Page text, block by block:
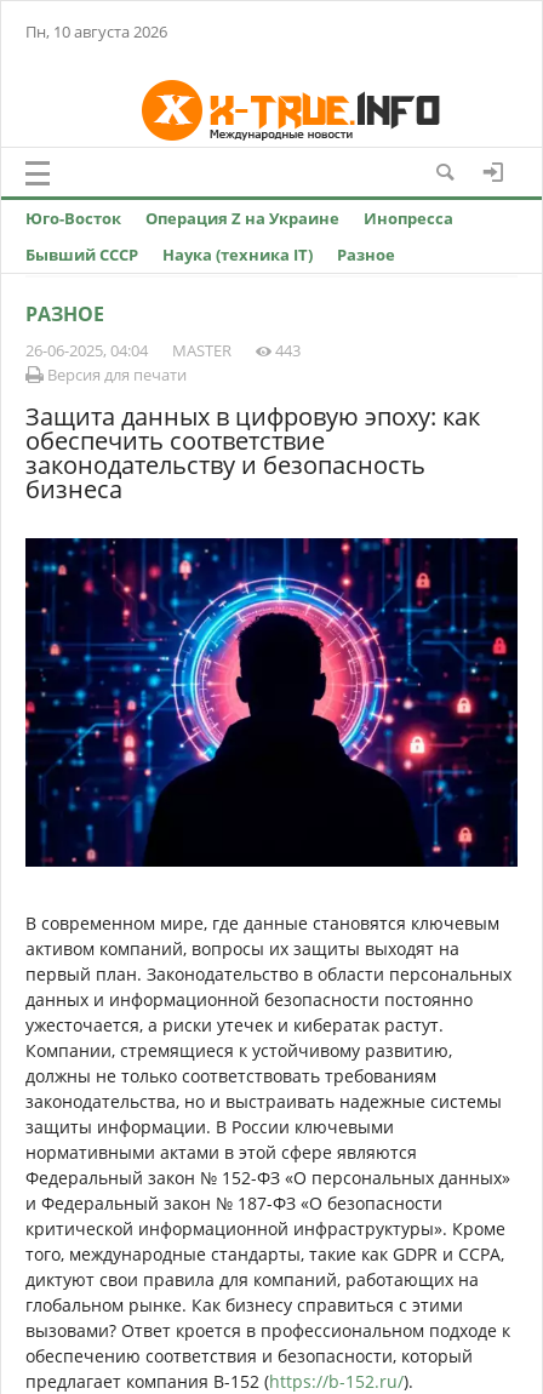
Пн, 10 августа 2026
Юго-Восток Операция Z на Украине
Инопресса
Бывший СССР
Наука (техника IT) Разное
РАЗНОЕ
26-06-2025, 04:04 MASTER
443
Версия для печати
Защита данных в цифровую эпоху: как
обеспечить соответствие
законодательству и безопасность
бизнеса
В современном мире, где данные становятся ключевым
активом компаний, вопросы их защиты выходят на
первый план. Законодательство в области персональных
данных и информационной безопасности постоянно
ужесточается, а риски утечек и кибератак растут.
Компании, стремящиеся к устойчивому развитию,
должны не только соответствовать требованиям
законодательства, но и выстраивать надежные системы
защиты информации. В России ключевыми
нормативными актами в этой сфере являются
Федеральный закон № 152-ФЗ «О персональных данных»
и Федеральный закон № 187-ФЗ «О безопасности
критической информационной инфраструктуры». Кроме
того, международные стандарты, такие как GDPR и CCPA,
диктуют свои правила для компаний, работающих на
глобальном рынке. Как бизнесу справиться с этими
вызовами? Ответ кроется в профессиональном подходе к
обеспечению соответствия и безопасности, который
предлагает компания B-152 (https://b-152.ru/).